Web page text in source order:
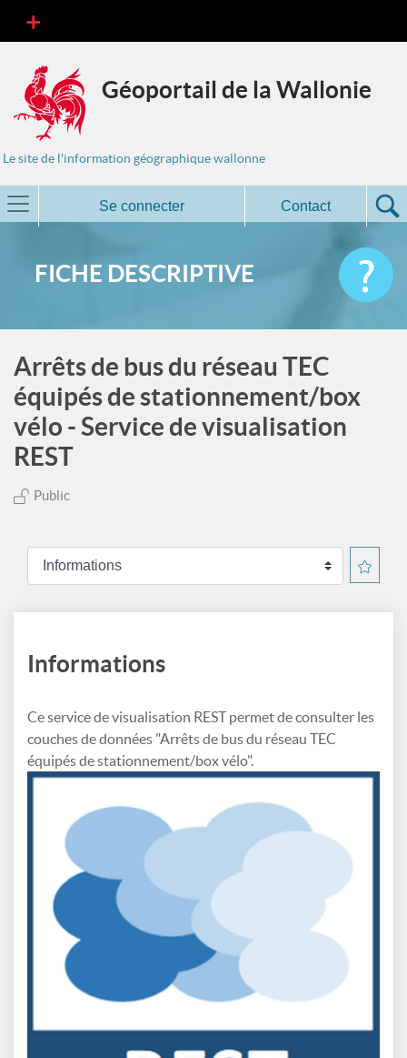
Géoportail de la Wallonie
Le site de l'information géographique wallonne
Se connecter Contact
FICHE DESCRIPTIVE
Arrêts de bus du réseau TEC
équipés de stationnement/box
vélo - Service de visualisation
REST
Public
Informations
Ce service de visualisation REST permet de consulter les
couches de données "Arrêts de bus du réseau TEC
équipés de stationnement/box vélo".